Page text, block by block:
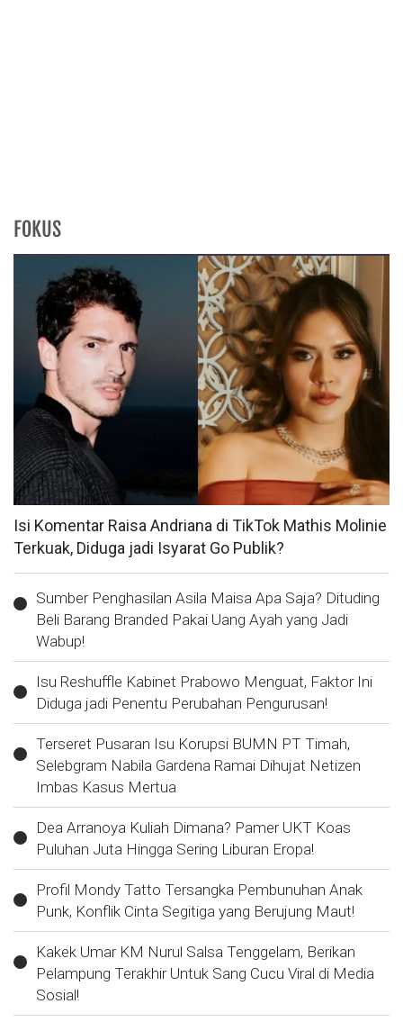
FOKUS
Isi Komentar Raisa Andriana di TikTok Mathis Molinie
Terkuak, Diduga jadi Isyarat Go Publik?
Sumber Penghasilan Asila Maisa Apa Saja? Dituding
Beli Barang Branded Pakai Uang Ayah yang Jadi
Wabup!
Isu Reshuffle Kabinet Prabowo Menguat, Faktor Ini
Diduga jadi Penentu Perubahan Pengurusan!
Terseret Pusaran Isu Korupsi BUMN PT Timah,
Selebgram Nabila Gardena Ramai Dihujat Netizen
Imbas Kasus Mertua
Dea Arranoya Kuliah Dimana? Pamer UKT Koas
Puluhan Juta Hingga Sering Liburan Eropa!
Profil Mondy Tatto Tersangka Pembunuhan Anak
Punk, Konflik Cinta Segitiga yang Berujung Maut!
Kakek Umar KM Nurul Salsa Tenggelam, Berikan
Pelampung Terakhir Untuk Sang Cucu Viral di Media
Sosial!